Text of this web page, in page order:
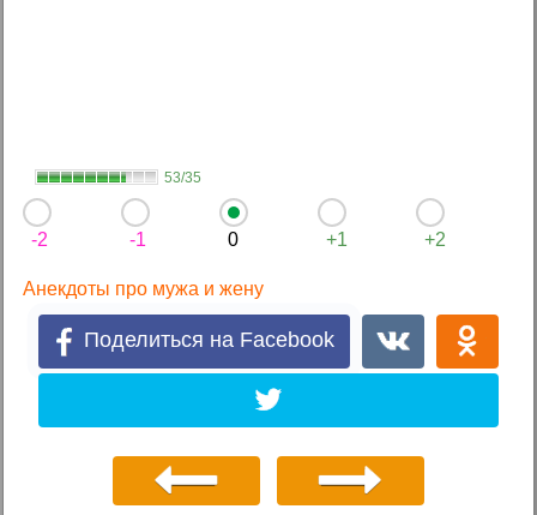
53/35
-2 -1 0 +1 +2
Анекдоты про мужа и жену
Поделиться на Facebook